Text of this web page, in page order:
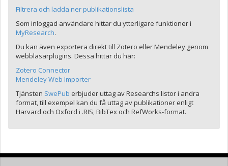
Filtrera och ladda ner publikationslista
Som inloggad användare hittar du ytterligare funktioner i
MyResearch.
Du kan även exportera direkt till Zotero eller Mendeley genom
webbläsarplugins. Dessa hittar du här:
Zotero Connector
Mendeley Web Importer
Tjänsten SwePub erbjuder uttag av Researchs listor i andra
format, till exempel kan du få uttag av publikationer enligt
Harvard och Oxford i .RIS, BibTex och RefWorks-format.